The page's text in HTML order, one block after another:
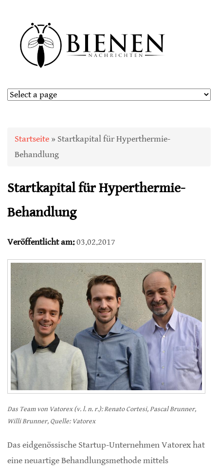
Sie sind hier
Startseite » Startkapital für Hyperthermie-
Behandlung
Startkapital für Hyperthermie-
Behandlung
Veröffentlicht am:03.02.2017
Das Team von Vatorex (v. l. n. r.): Renato Cortesi, Pascal Brunner,
Willi Brunner, Quelle: Vatorex
Das eidgenössische Startup-Unternehmen Vatorex hat
eine neuartige Behandlungsmethode mittels